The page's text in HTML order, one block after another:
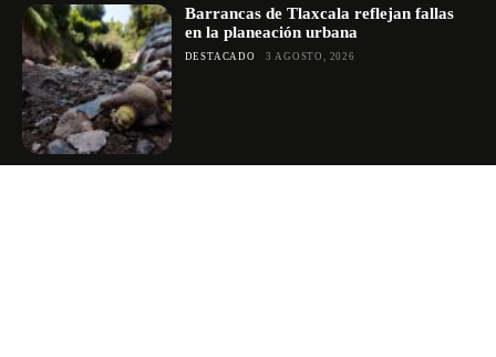
Barrancas de Tlaxcala reflejan fallas
en la planeación urbana
DESTACADO 3 AGOSTO, 2026